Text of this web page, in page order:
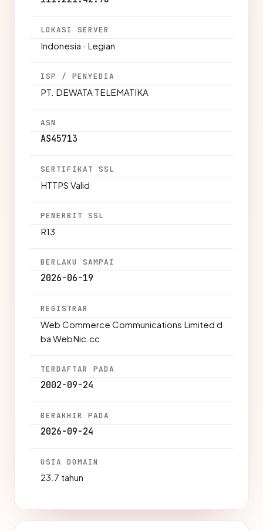
LOKASI SERVER
Indonesia · Legian
ISP / PENYEDIA
PT. DEWATA TELEMATIKA
ASN
AS45713
SERTIFIKAT SSL
HTTPS Valid
PENERBIT SSL
R13
BERLAKU SAMPAI
2026-06-19
REGISTRAR
Web Commerce Communications Limited d
ba WebNic.cc
TERDAFTAR PADA
2002-09-24
BERAKHIR PADA
2026-09-24
USIA DOMAIN
23.7 tahun